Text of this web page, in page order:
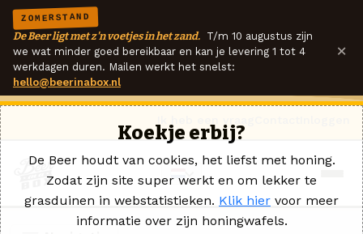
ZOMERSTAND
De Beer ligt met z'n voetjes in het zand. T/m 10 augustus zijn
we wat minder goed bereikbaar en kan je levering 1 tot 4
werkdagen duren. Mailen werkt het snelst:
hello@beerinabox.nl
×
Koekje erbij?
De Beer houdt van cookies, het liefst met honing.
Zodat zijn site super werkt en om lekker te
grasduinen in webstatistieken. Klik hier voor meer
informatie over zijn honingwafels.